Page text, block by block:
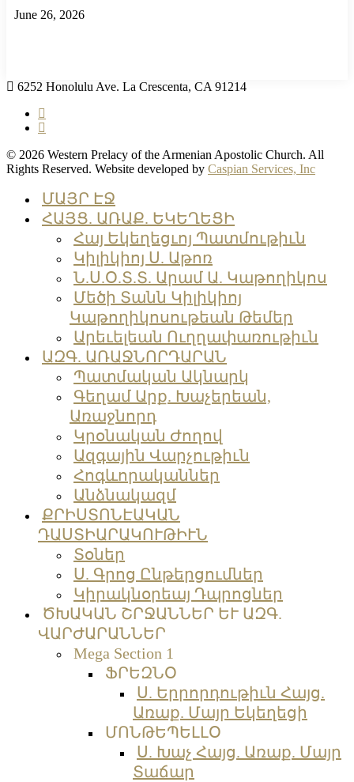
June 26, 2026
6252 Honolulu Ave. La Crescenta, CA 91214
facebook
instagram
© 2026 Western Prelacy of the Armenian Apostolic Church. All
Rights Reserved. Website developed by Caspian Services, Inc
ՄԱՅՐ ԷՋ
ՀԱՅՑ. ԱՌԱՔ. ԵԿԵՂԵՑԻ
Հայ Եկեղեցւոյ Պատմութիւն
Կիլիկիոյ Ս. Աթոռ
Ն.Ս.Օ.Տ.Տ. Արամ Ա. Կաթողիկոս
Մեծի Տանն Կիլիկիոյ
Կաթողիկոսութեան Թեմեր
Արեւելեան Ուղղափառութիւն
ԱԶԳ. ԱՌԱՋՆՈՐԴԱՐԱՆ
Պատմական Ակնարկ
Գեղամ Արք. Խաչերեան,
Առաջնորդ
Կրօնական Ժողով
Ազգային Վարչութիւն
Հոգևորականներ
Անձնակազմ
ՔՐԻՍՏՈՆԷԱԿԱՆ
ԴԱՍՏԻԱՐԱԿՈՒԹԻՒՆ
Տօներ
Ս. Գրոց Ընթերցումներ
Կիրակնօրեայ Դպրոցներ
ԾԽԱԿԱՆ ՇՐՋԱՆՆԵՐ ԵՒ ԱԶԳ.
ՎԱՐԺԱՐԱՆՆԵՐ
Mega Section 1
ՖՐԵԶՆՕ
Ս. Երրորդութիւն Հայց.
Առաք. Մայր Եկեղեցի
ՄՈՆԹԵՊԵԼԼՕ
Ս. Խաչ Հայց. Առաք. Մայր
Տաճար